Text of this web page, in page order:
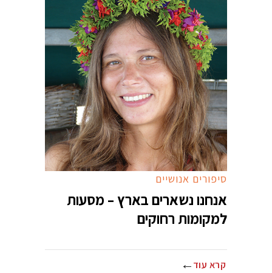
סיפורים אנושיים
אנחנו נשארים בארץ – מסעות
למקומות רחוקים
קרא עוד